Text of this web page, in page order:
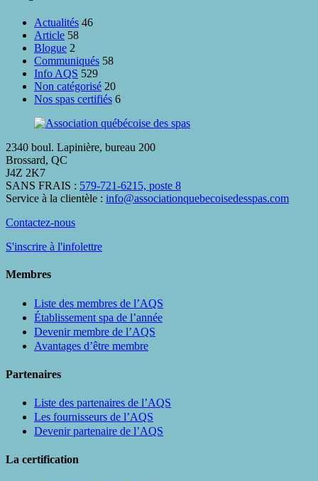
vous
pensez!
Actualités 46
Article 58
Blogue 2
Communiqués 58
Info AQS 529
Non catégorisé 20
Nos spas certifiés 6
2340 boul. Lapinière, bureau 200
Brossard, QC
J4Z 2K7
SANS FRAIS : 579-721-6215, poste 8
Service à la clientèle : info@associationquebecoisedesspas.com
Contactez-nous
S'inscrire à l'infolettre
Membres
Liste des membres de l’AQS
Établissement spa de l’année
Devenir membre de l’AQS
Avantages d’être membre
Partenaires
Liste des partenaires de l’AQS
Les fournisseurs de l’AQS
Devenir partenaire de l’AQS
La certification